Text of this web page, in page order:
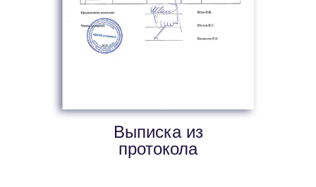
Выписка из
протокола